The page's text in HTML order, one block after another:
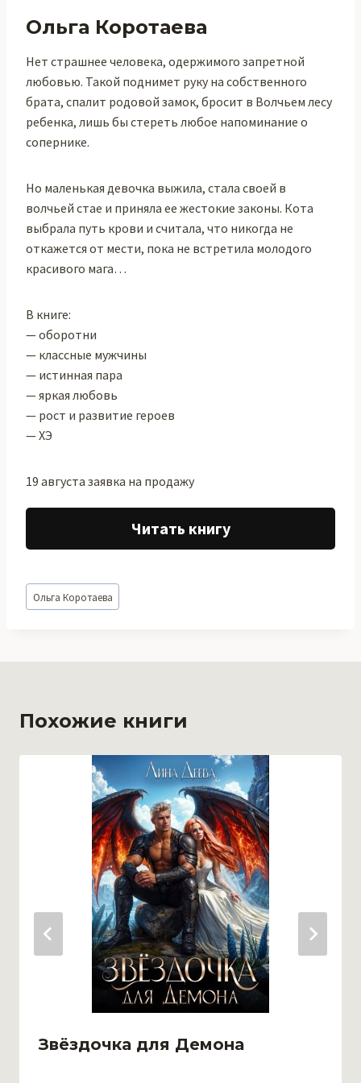
Ольга Коротаева
Нет страшнее человека, одержимого запретной
любовью. Такой поднимет руку на собственного
брата, спалит родовой замок, бросит в Волчьем лесу
ребенка, лишь бы стереть любое напоминание о
сопернике.
Но маленькая девочка выжила, стала своей в
волчьей стае и приняла ее жестокие законы. Кота
выбрала путь крови и считала, что никогда не
откажется от мести, пока не встретила молодого
красивого мага…
В книге:
— оборотни
— классные мужчины
— истинная пара
— яркая любовь
— рост и развитие героев
— ХЭ
19 августа заявка на продажу
Читать книгу
Метки
записи:
Ольга Коротаева
Похожие книги
Звёздочка для Демона